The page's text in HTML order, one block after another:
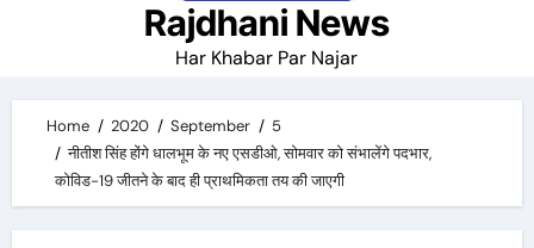
Rajdhani News
Har Khabar Par Najar
Home 2020 September
5
नीतीश सिंह होंगे धालभूम के नए एसडीओ, सोमवार को संभालेंगे पदभार,
कोविड-19 जीतने के बाद ही प्राथमिकता तय की जाएगी